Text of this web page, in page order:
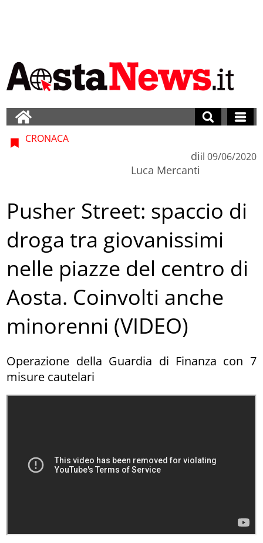
CRONACA
di
Luca Mercanti
il 09/06/2020
Pusher Street: spaccio di
droga tra giovanissimi
nelle piazze del centro di
Aosta. Coinvolti anche
minorenni (VIDEO)
Operazione della Guardia di Finanza con 7
misure cautelari